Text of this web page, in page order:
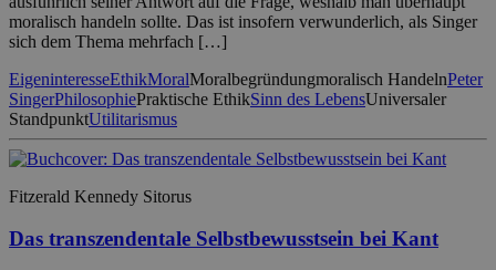
moralisch handeln sollte. Das ist insofern verwunderlich, als Singer
sich dem Thema mehrfach […]
EigeninteresseEthikMoralMoralbegründungmoralisch HandelnPeter
SingerPhilosophiePraktische EthikSinn des LebensUniversaler
StandpunktUtilitarismus
Fitzerald Kennedy Sitorus
Das transzendentale Selbstbewusstsein bei Kant